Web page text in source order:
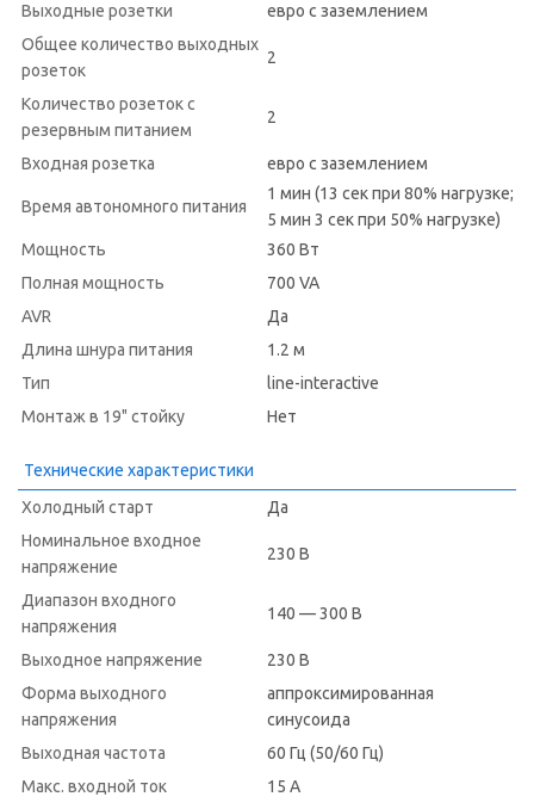
Выходные розетки
евро с заземлением
Общее количество выходных
розеток
2
Количество розеток с
резервным питанием
2
Входная розетка евро с заземлением
Время автономного питания
1 мин (13 сек при 80% нагрузке;
5 мин 3 сек при 50% нагрузке)
Мощность
360 Вт
Полная мощность
700 VA
AVR
Да
Длина шнура питания
1.2 м
Тип
line-interactive
Монтаж в 19" стойку
Нет
Технические характеристики
Холодный старт
Да
Номинальное входное
напряжение
230 В
Диапазон входного
напряжения
140 — 300 В
Выходное напряжение
230 В
Форма выходного
напряжения
аппроксимированная
синусоида
Выходная частота
60 Гц (50/60 Гц)
Макс. входной ток
15 А